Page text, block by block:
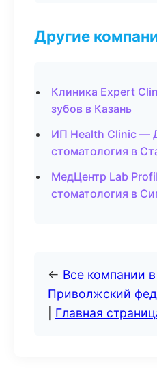
Другие
Клиника Expert
зубов в Казань
ИП Health Clinic —
стоматология в
МедЦентр Lab
стоматология в
← Все компании
Приволжский
Главная